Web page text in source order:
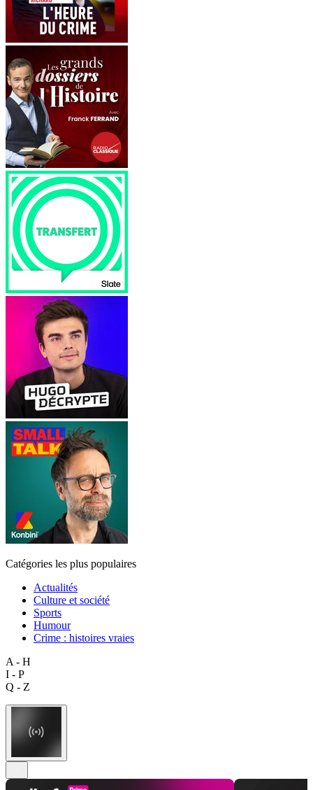
Catégories les plus populaires
Actualités
Culture et société
Sports
Humour
Crime : histoires vraies
A - H
I - P
Q - Z